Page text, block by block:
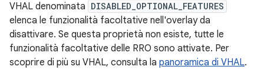
VHAL denominata DISABLED_OPTIONAL_FEATURES
elenca le funzionalità facoltative nell'overlay da
disattivare. Se questa proprietà non esiste, tutte le
funzionalità facoltative delle RRO sono attivate. Per
scoprire di più su VHAL, consulta la panoramica di VHAL.